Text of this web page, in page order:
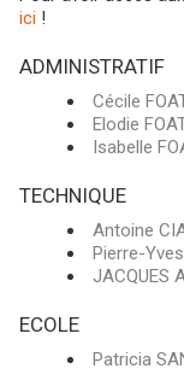
ici !
ADMINISTRATIF
Cécile
Elodie
Isabelle
TECHNIQUE
Antoine
Pierre-
JACQUES
ECOLE
Patricia